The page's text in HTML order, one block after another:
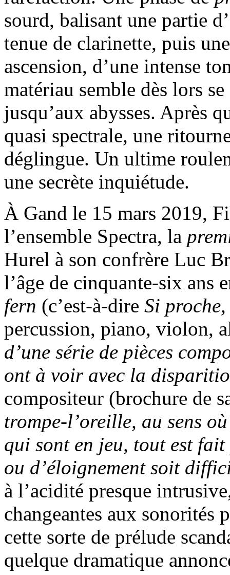
sourd, balisant une partie
tenue de clarinette, puis
ascension, d’une intense
matériau semble dès lors
jusqu’aux abysses. Après
quasi spectrale, une
déglingue. Un ultime
une secrète inquiétude.
À Gand le 15 mars 2019,
l’ensemble Spectra, la
Hurel à son confrère Luc
l’âge de cinquante-six ans
fern (c’est-à-dire Si
percussion, piano, violon,
d’une série de pièces
ont à voir avec la
compositeur (brochure de
trompe-l’oreille, au sens
qui sont en jeu, tout est
ou d’éloignement soit
à l’acidité presque
changeantes aux sonorités
cette sorte de prélude
quelque dramatique